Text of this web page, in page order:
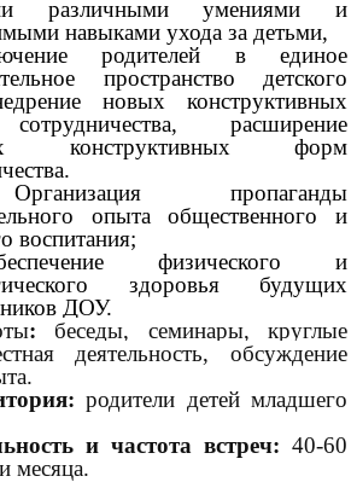
различными умениями и
навыками ухода за детьми,
родителей в единое
пространство детского
новых конструктивных
расширение
конструктивных форм
Организация пропаганды
опыта общественного и
воспитания;
физического и
здоровья будущих
ДОУ.
: беседы, семинары, круглые
деятельность, обсуждение
родители детей младшего
и частота встреч: 40-60
месяца.